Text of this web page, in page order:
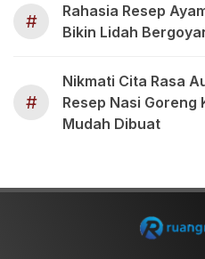
#
Rahasia Resep
Bikin Lidah
#
Nikmati Cita Rasa
Resep Nasi Goreng
Mudah Dibuat